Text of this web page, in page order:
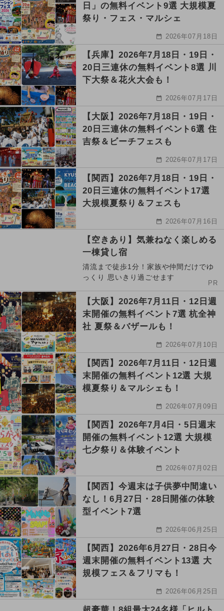
日」の無料イベント9選 大規模夏
祭り・フェス・マルシェ
2026年07月18日
【兵庫】2026年7月18日・19日・
20日三連休の無料イベント8選 川
下大祭＆花火大会も！
2026年07月17日
【大阪】2026年7月18日・19日・
20日三連休の無料イベント6選 住
吉祭＆ビーチフェスも
2026年07月17日
【関西】2026年7月18日・19日・
20日三連休の無料イベント17選
大規模夏祭り＆フェスも
2026年07月16日
【空きあり】気兼ねなく楽しめる
一棟貸し宿
清流まで徒歩1分！家族や仲間だけでゆ
っくり 思いきり過ごせます
PR
【大阪】2026年7月11日・12日週
末開催の無料イベント7選 杭全神
社 夏祭＆バザールも！
2026年07月10日
【関西】2026年7月11日・12日週
末開催の無料イベント12選 大規
模夏祭り＆マルシェも！
2026年07月09日
【関西】2026年7月4日・5日週末
開催の無料イベント12選 大規模
七夕祭り＆体験イベント
2026年07月02日
【関西】今週末は子供夢中間違い
なし！6月27日・28日開催の体験
型イベント7選
2026年06月25日
【関西】2026年6月27日・28日今
週末開催の無料イベント13選 大
規模フェス＆フリマも！
2026年06月25日